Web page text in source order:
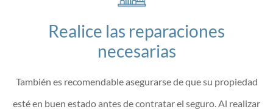
Realice las reparaciones
necesarias
También es recomendable asegurarse de que su propiedad
esté en buen estado antes de contratar el seguro. Al realizar